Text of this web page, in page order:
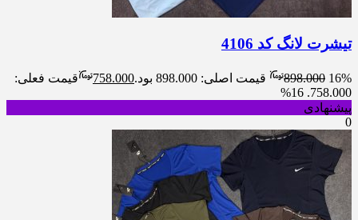
تیشرت لانگ کد 4106
16%
898.000 قیمت اصلی: 898.000 بود. 758.000
قیمت فعلی:
758.000.
16%
پیشنهادی
0